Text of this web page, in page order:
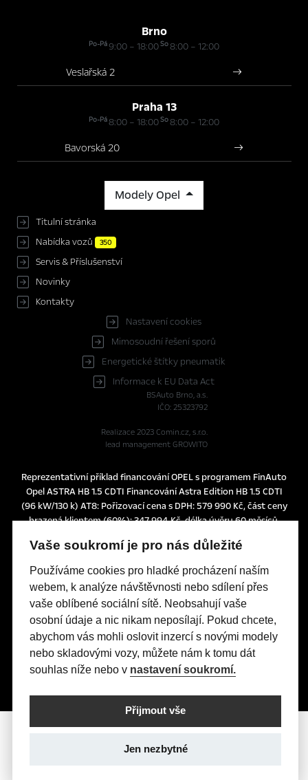
Brno
Po-Pá9:00 – 18:00So8:00 – 12:00
Veslařská 2
Praha 13
Po-Pá8:00 – 18:00So8:00 – 12:00
Bavorská 20
Modely Opel
Titulní stránka
Nabídka vozů
350
Servis & Příslušenství
Novinky
Kontakty
Nastavení cookies
Mimosoudní řešení sporů
Energetické štítky pneumatik
Informace k EU Data Act
BSAuto Brno, a.s.
IČO: 25323792
Realizace 2023 Comin.cz, s.r.o.
lead management GROWITO
Reprezentativní příklad financování OPEL s programem FinAuto
Opel ASTRA HB 1.5 CDTI Financování Astra Edition HB 1.5 CDTI
(96 kW/130 k) AT8: Pořizovací cena s DPH: 579 990 Kč, část ceny
hrazená klientem (60%): 347 994 Kč, délka úvěru 60 měsíců,
1,24% p.a., nabídka je určena pro fyzické osoby podnikatele a
právnické osoby a platí do 30. 6. 2026 nebo do odvolání.
Tato nabídka je pouze indikativní, není návrhem na uzavření
smlouvy a nelze z ní proto dovozovat povinnost společnosti
uskutečnit jakékoliv transakce.
Poskytovatelem financování je UniCredit Leasing CZ, a.s.,
Želetavská 1525/1, 140 10 Praha 4, IČO: 15886492
Vaše soukromí je pro nás důležité
Používáme cookies pro hladké procházení naším
webem, k analýze návštěvnosti nebo sdílení přes
vaše oblíbené sociální sítě. Neobsahují vaše
osobní údaje a nic nikam neposílají. Pokud chcete,
abychom vás mohli oslovit inzercí s novými modely
nebo skladovými vozy, můžete nám k tomu dát
souhlas níže nebo v nastavení soukromí.
Přijmout vše
Jen nezbytné